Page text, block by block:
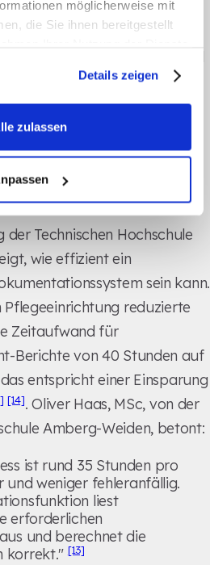
möglicherweise mit
die Sie ihnen bereitgestellt
Details zeigen
zulassen
diesen beiden
Manuelle Prozesse
Kopiervorgänge zwischen
erfordern – jeder dieser
Fehlerpotenzial. Im
solche Fehler zu
führen
.
der Technischen Hochschule
wie effizient ein
sein kann.
Pflegeeinrichtung reduzierte
Zeitaufwand für
Berichte von 40 Stunden auf
entspricht einer Einsparung
[14]. Oliver Haas, MSc, von der
Amberg-Weiden, betont:
ist rund 35 Stunden pro
und weniger fehleranfällig.
liest
erforderlichen
und berechnet die
korrekt."[13]